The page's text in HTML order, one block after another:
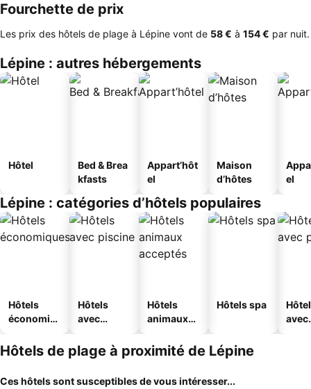
Fourchette de prix
Les prix des hôtels de plage à Lépine vont de ‎58 € à ‎154 € par nuit.
Lépine : autres hébergements
Hôtel
Bed & Brea
kfasts
Appart’hôt
el
Maison
d’hôtes
el
Lépine : catégories d’hôtels populaires
Hôtels
économiq
Hôtels
avec
Hôtels
animaux
Hôtels spa
avec
Hôtels de plage à proximité de Lépine
Ces hôtels sont susceptibles de vous intéresser...